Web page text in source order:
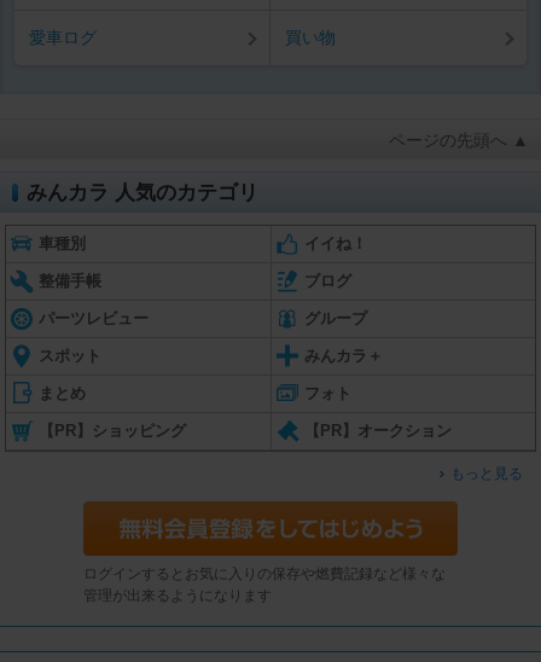
愛車ログ 買い物
ページの先頭へ ▲
みんカラ 人気のカテゴリ
車種別 イイね！
整備手帳 ブログ
パーツレビュー グループ
スポット みんカラ＋
まとめ フォト
【PR】ショッピング 【PR】オークション
もっと見る
ログインするとお気に入りの保存や燃費記録など様々な
管理が出来るようになります